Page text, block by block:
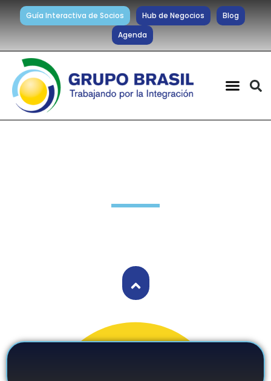
Guía Interactiva de Socios Hub de Negocios
Blog
Agenda